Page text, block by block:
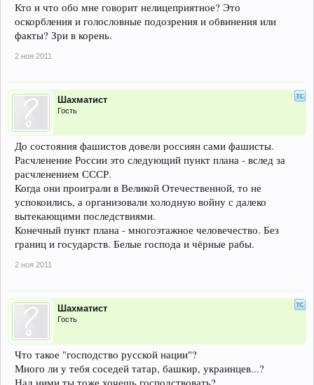
Кто и что обо мне говорит нелицеприятное? Это
оскорбления и голословные подозрения и обвинения или
факты? Зри в корень.
2 ноя 2011
Шахматист
Гость
До состояния фашистов довели россиян сами фашисты.
Расчленение России это следующий пункт плана - вслед за
расчленением СССР.
Когда они проиграли в Великой Отечественной, то не
успокоились, а организовали холодную войну с далеко
вытекающими последствиями.
Конечный пункт плана - многоэтажное человечество. Без
границ и государств. Белые господа и чёрные рабы.
2 ноя 2011
Шахматист
Гость
Что такое "господство русской нации"?
Много ли у тебя соседей татар, башкир, украинцев...?